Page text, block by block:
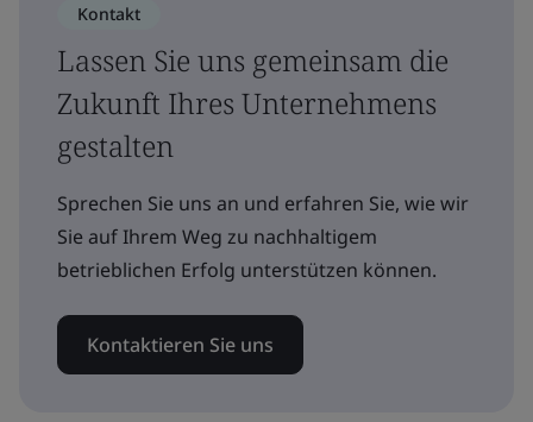
Kontakt
Lassen Sie uns gemeinsam die
Zukunft Ihres Unternehmens
gestalten
Sprechen Sie uns an und erfahren Sie, wie wir
Sie auf Ihrem Weg zu nachhaltigem
betrieblichen Erfolg unterstützen können.
Kontaktieren Sie uns